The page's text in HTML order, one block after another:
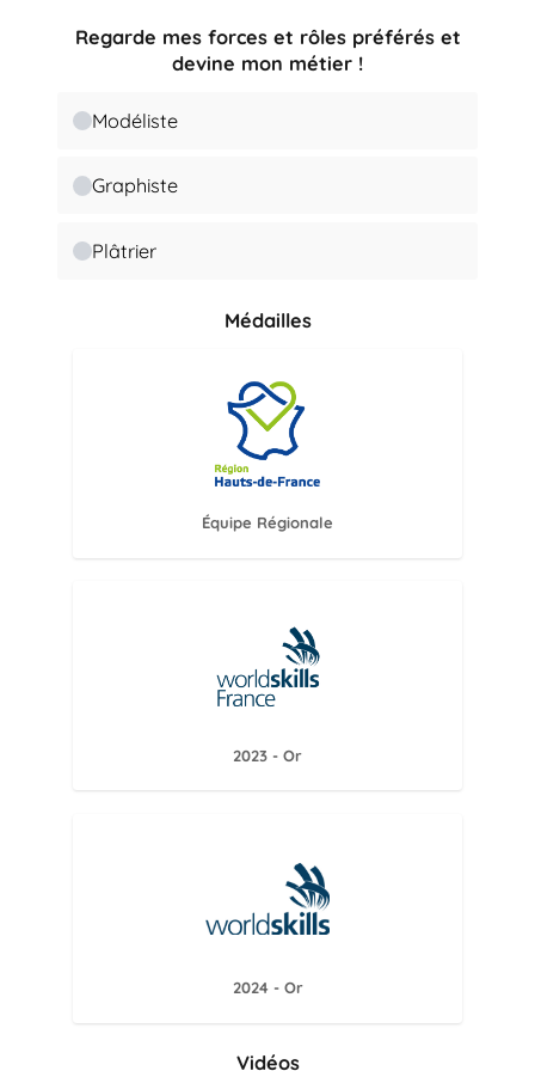
Regarde mes forces et rôles préférés et
devine mon métier !
Modéliste
Graphiste
Plâtrier
Médailles
Équipe Régionale
2023 - Or
2024 - Or
Vidéos